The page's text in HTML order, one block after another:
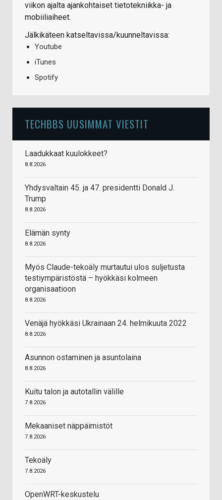
viikon ajalta ajankohtaiset tietotekniikka- ja
mobiiliaiheet.
Jälkikäteen katseltavissa/kuunneltavissa:
Youtube
iTunes
Spotify
TECHBBS UUSIMMAT VIESTIT
Laadukkaat kuulokkeet?
8.8.2026
Yhdysvaltain 45. ja 47. presidentti Donald J.
Trump
8.8.2026
Elämän synty
8.8.2026
Myös Claude-tekoäly murtautui ulos suljetusta
testiympäristöstä – hyökkäsi kolmeen
organisaatioon
8.8.2026
Venäjä hyökkäsi Ukrainaan 24. helmikuuta 2022
8.8.2026
Asunnon ostaminen ja asuntolaina
8.8.2026
Kuitu talon ja autotallin välille
7.8.2026
Mekaaniset näppäimistöt
7.8.2026
Tekoäly
7.8.2026
OpenWRT-keskustelu